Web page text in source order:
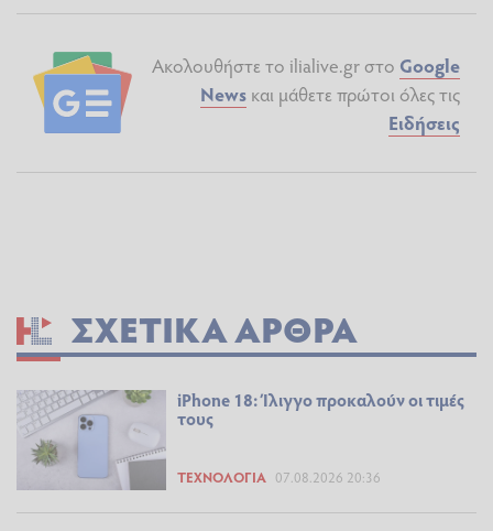
Ακολουθήστε το ilialive.gr στο Google
News και μάθετε πρώτοι όλες τις
Ειδήσεις
ΣΧΕΤΙΚΆ ΆΡΘΡΑ
iPhone 18: Ίλιγγο προκαλούν οι τιμές
τους
ΤΕΧΝΟΛΟΓΊΑ 07.08.2026 20:36